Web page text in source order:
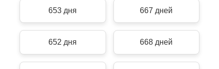
653 дня 667 дней
652 дня 668 дней